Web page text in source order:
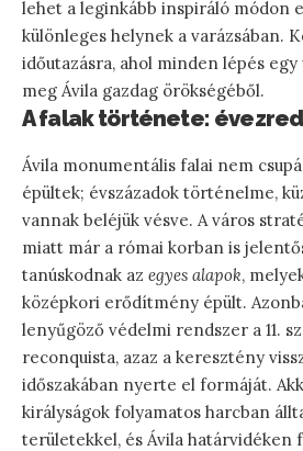
lehet a leginkább inspiráló módon
különleges helynek a varázsában.
időutazásra, ahol minden lépés
meg Ávila gazdag örökségéből.
A falak története:
Ávila monumentális falai nem
épültek; évszázadok történelme,
vannak beléjük vésve. A város
miatt már a római korban is
tanúskodnak az egyes alapok,
középkori erődítmény épült.
lenyűgöző védelmi rendszer a 11.
reconquista, azaz a keresztény
időszakában nyerte el formáját.
királyságok folyamatos harcban
területekkel, és Ávila határvidéken